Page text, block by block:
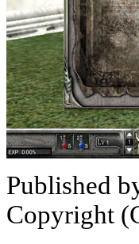
Published
Copyright